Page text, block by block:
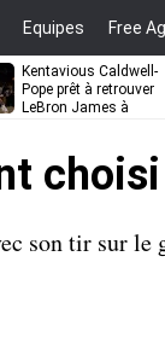
Equipes Free
Kentavious Caldwell-
Pope prêt à retrouver
LeBron James à
son tir sur